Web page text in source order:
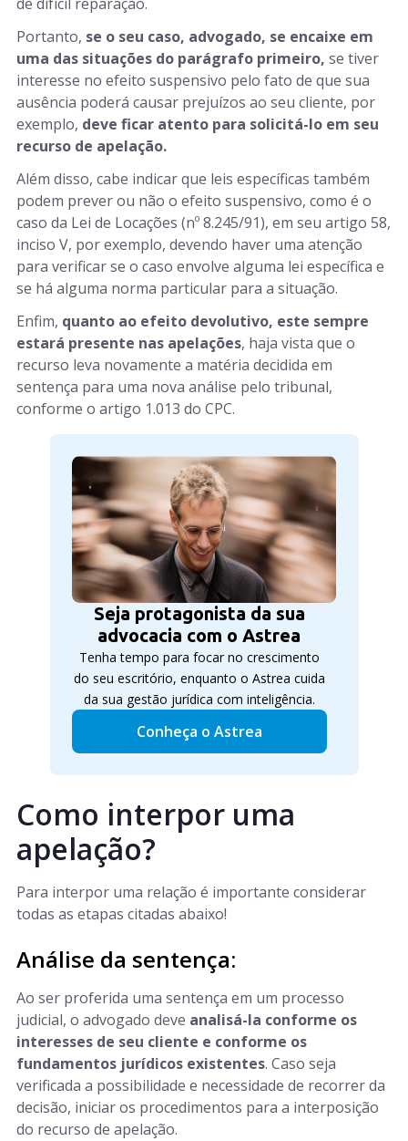
Portanto, se o seu caso, advogado, se encaixe em
uma das situações do parágrafo primeiro, se tiver
interesse no efeito suspensivo pelo fato de que sua
ausência poderá causar prejuízos ao seu cliente, por
exemplo, deve ficar atento para solicitá-lo em seu
recurso de apelação.
Além disso, cabe indicar que leis específicas também
podem prever ou não o efeito suspensivo, como é o
caso da Lei de Locações (nº 8.245/91), em seu artigo 58,
inciso V, por exemplo, devendo haver uma atenção
para verificar se o caso envolve alguma lei específica e
se há alguma norma particular para a situação.
Enfim, quanto ao efeito devolutivo, este sempre
estará presente nas apelações, haja vista que o
recurso leva novamente a matéria decidida em
sentença para uma nova análise pelo tribunal,
conforme o artigo 1.013 do CPC.
Seja protagonista da sua
advocacia com o Astrea
Tenha tempo para focar no crescimento
do seu escritório, enquanto o Astrea cuida
da sua gestão jurídica com inteligência.
Conheça o Astrea
Como interpor uma
apelação?
Para interpor uma relação é importante considerar
todas as etapas citadas abaixo!
Análise da sentença:
Ao ser proferida uma sentença em um processo
judicial, o advogado deve analisá-la conforme os
interesses de seu cliente e conforme os
fundamentos jurídicos existentes. Caso seja
verificada a possibilidade e necessidade de recorrer da
decisão, iniciar os procedimentos para a interposição
do recurso de apelação.